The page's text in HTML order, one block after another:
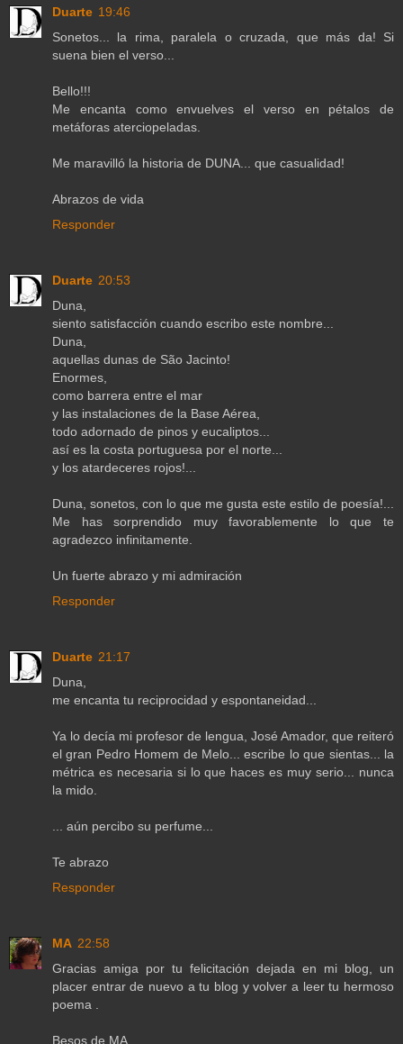
Duarte 19:46
Sonetos... la rima, paralela o cruzada, que más da! Si
suena bien el verso...
Bello!!!
Me encanta como envuelves el verso en pétalos de
metáforas aterciopeladas.
Me maravilló la historia de DUNA... que casualidad!
Abrazos de vida
Responder
Duarte 20:53
Duna,
siento satisfacción cuando escribo este nombre...
Duna,
aquellas dunas de São Jacinto!
Enormes,
como barrera entre el mar
y las instalaciones de la Base Aérea,
todo adornado de pinos y eucaliptos...
así es la costa portuguesa por el norte...
y los atardeceres rojos!...
Duna, sonetos, con lo que me gusta este estilo de poesía!...
Me has sorprendido muy favorablemente lo que te
agradezco infinitamente.
Un fuerte abrazo y mi admiración
Responder
Duarte 21:17
Duna,
me encanta tu reciprocidad y espontaneidad...
Ya lo decía mi profesor de lengua, José Amador, que reiteró
el gran Pedro Homem de Melo... escribe lo que sientas... la
métrica es necesaria si lo que haces es muy serio... nunca
la mido.
... aún percibo su perfume...
Te abrazo
Responder
MA 22:58
Gracias amiga por tu felicitación dejada en mi blog, un
placer entrar de nuevo a tu blog y volver a leer tu hermoso
poema .
Besos de MA .